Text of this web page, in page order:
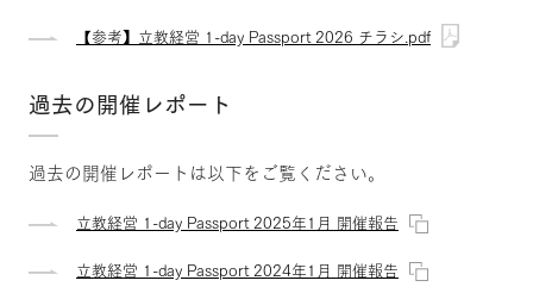
【参考】立教経営 1-day Passport 2026 チラシ.pdf
過去の開催レポート
過去の開催レポートは以下をご覧ください。
立教経営 1-day Passport 2025年1月 開催報告
立教経営 1-day Passport 2024年1月 開催報告